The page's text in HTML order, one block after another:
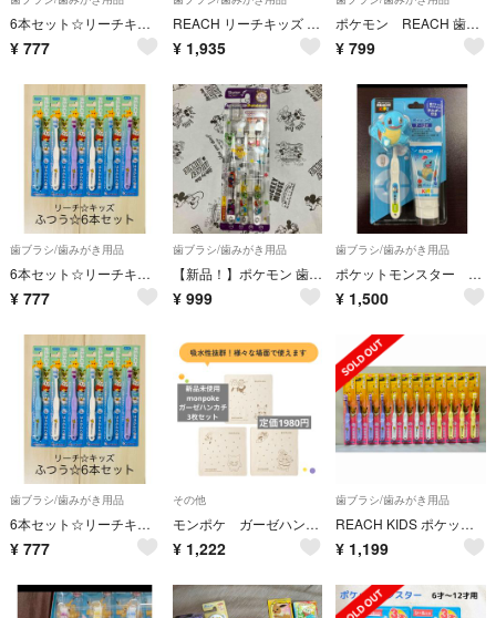
6本セット☆リーチキッズ☆ポケモン☆新品•未使用
¥ 777
REACH リーチキッズ ポケモン ポンプタイプ ジェル歯磨き粉 いちご・ぶどう
¥ 1,935
ポケモン REACH 歯ブラシ 乳歯期用 はえかわり期用 ピカチュウ ステッカー
¥ 799
歯ブラシ/歯みがき用品
6本セット☆リーチキッズ☆ポケモン☆新品•未使用
¥ 777
歯ブラシ/歯みがき用品
【新品！】ポケモン 歯ブラシ 6-12才 やわらかめ 3本セット
¥ 999
歯ブラシ/歯みがき用品
ポケットモンスター ゼニガメ 歯ブラシセット 歯磨き粉付き ポケモン
¥ 1,500
歯ブラシ/歯みがき用品
6本セット☆リーチキッズ☆ポケモン☆新品•未使用
¥ 777
その他
モンポケ ガーゼハンカチ3枚セット
¥ 1,222
歯ブラシ/歯みがき用品
REACH KIDS ポケットモンスター 歯ブラシ 乳歯期用 12本セット
¥ 1,199